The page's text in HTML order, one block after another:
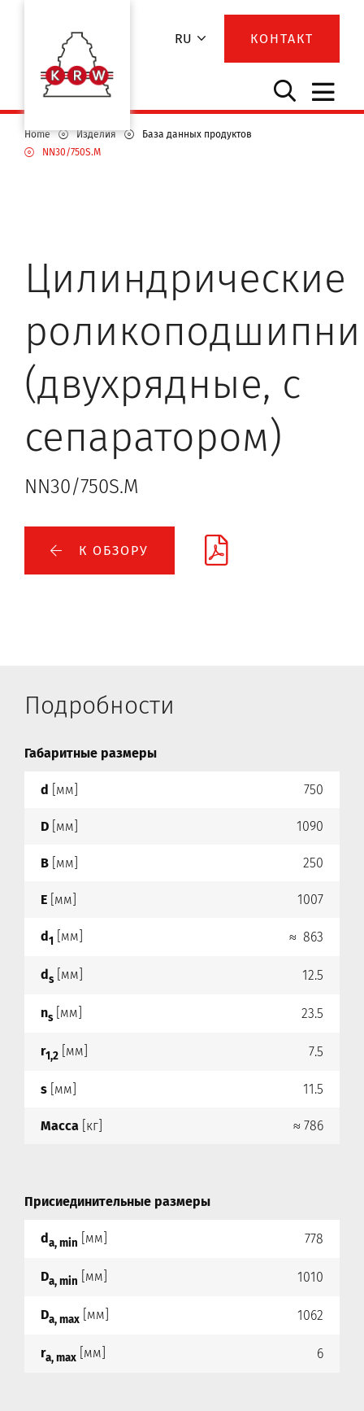
RU КОНТАКТ
Home Изделия
База данных продуктов
NN30/750S.M
Цилиндрические
(двухрядные, с
сепаратором)
NN30/750S.M
К ОБЗОРУ
Подробности
Габаритные размеры
d [мм] 750
D [мм] 1090
B [мм] 250
E [мм] 1007
d1 [мм] ≈ 863
ds [мм] 12.5
ns [мм] 23.5
r1,2 [мм] 7.5
s [мм] 11.5
Масса [кг] ≈ 786
Присиединительные размеры
da, min [мм] 778
Da, min [мм] 1010
Da, max [мм] 1062
ra, max [мм] 6